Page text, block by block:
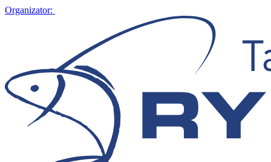
Organizator: